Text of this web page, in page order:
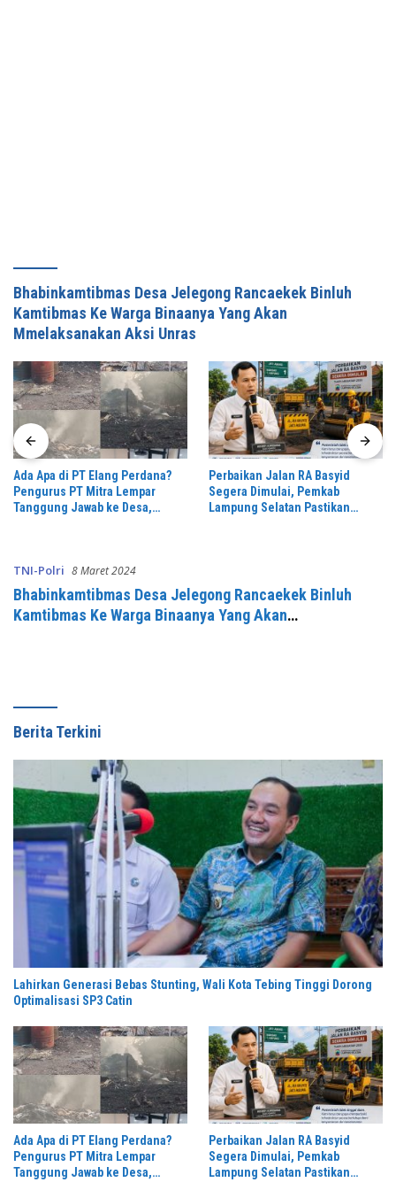
Bhabinkamtibmas Desa Jelegong Rancaekek Binluh
Kamtibmas Ke Warga Binaanya Yang Akan
Mmelaksanakan Aksi Unras
Ada Apa di PT Elang Perdana?
Pengurus PT Mitra Lempar
Tanggung Jawab ke Desa,
Perbaikan Jalan RA Basyid
Segera Dimulai, Pemkab
Lampung Selatan Pastikan
TNI-Polri 8 Maret 2024
Bhabinkamtibmas Desa Jelegong Rancaekek Binluh
Kamtibmas Ke Warga Binaanya Yang Akan
Berita Terkini
Lahirkan Generasi Bebas Stunting, Wali Kota Tebing Tinggi Dorong
Optimalisasi SP3 Catin
Ada Apa di PT Elang Perdana?
Pengurus PT Mitra Lempar
Tanggung Jawab ke Desa,
Perbaikan Jalan RA Basyid
Segera Dimulai, Pemkab
Lampung Selatan Pastikan